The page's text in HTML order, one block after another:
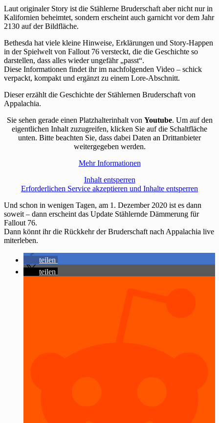
Laut originaler Story ist die Stählerne Bruderschaft aber nicht nur in
Kalifornien beheimtet, sondern erscheint auch garnicht vor dem Jahr
2130 auf der Bildfläche.
Bethesda hat viele kleine Hinweise, Erklärungen und Story-Happen
in der Spielwelt von Fallout 76 versteckt, die die Geschichte so
darstellen, dass alles wieder ungefähr „passt“.
Diese Informationen findet ihr im nachfolgenden Video – schick
verpackt, kompakt und ergänzt zu einem Lore-Abschnitt.
Dieser erzählt die Geschichte der Stählernen Bruderschaft von
Appalachia.
Sie sehen gerade einen Platzhalterinhalt von Youtube. Um auf den
eigentlichen Inhalt zuzugreifen, klicken Sie auf die Schaltfläche
unten. Bitte beachten Sie, dass dabei Daten an Drittanbieter
weitergegeben werden.
Mehr Informationen
Inhalt entsperren
Erforderlichen Service akzeptieren und Inhalte entsperren
Und schon in wenigen Tagen, am 1. Dezember 2020 ist es dann
soweit – dann erscheint das Update Stählernde Dämmerung für
Fallout 76.
Dann könnt ihr die Rückkehr der Bruderschaft nach Appalachia live
miterleben.
teilen
teilen